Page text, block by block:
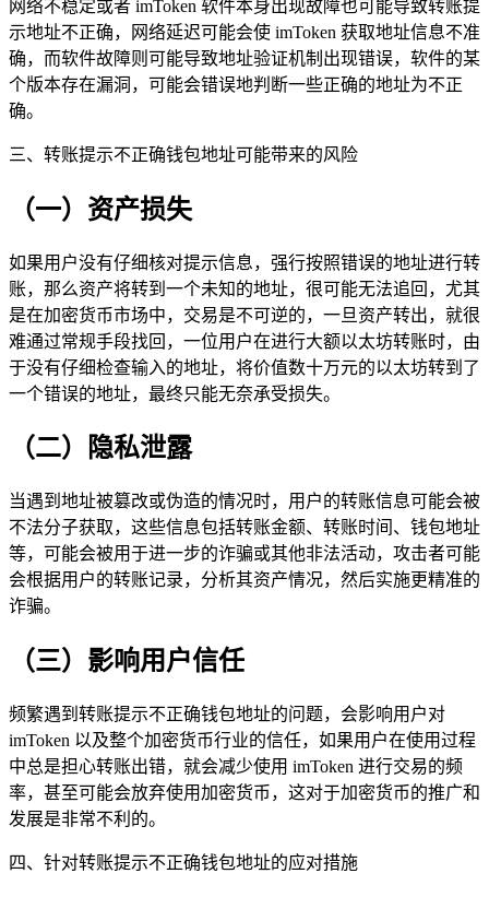
网络不稳定或者 imToken 软件本身出现故障也可能导致转账提
示地址不正确，网络延迟可能会使 imToken 获取地址信息不准
确，而软件故障则可能导致地址验证机制出现错误，软件的某
个版本存在漏洞，可能会错误地判断一些正确的地址为不正
确。
三、转账提示不正确钱包地址可能带来的风险
（一）资产损失
如果用户没有仔细核对提示信息，强行按照错误的地址进行转
账，那么资产将转到一个未知的地址，很可能无法追回，尤其
是在加密货币市场中，交易是不可逆的，一旦资产转出，就很
难通过常规手段找回，一位用户在进行大额以太坊转账时，由
于没有仔细检查输入的地址，将价值数十万元的以太坊转到了
一个错误的地址，最终只能无奈承受损失。
（二）隐私泄露
当遇到地址被篡改或伪造的情况时，用户的转账信息可能会被
不法分子获取，这些信息包括转账金额、转账时间、钱包地址
等，可能会被用于进一步的诈骗或其他非法活动，攻击者可能
会根据用户的转账记录，分析其资产情况，然后实施更精准的
诈骗。
（三）影响用户信任
频繁遇到转账提示不正确钱包地址的问题，会影响用户对
imToken 以及整个加密货币行业的信任，如果用户在使用过程
中总是担心转账出错，就会减少使用 imToken 进行交易的频
率，甚至可能会放弃使用加密货币，这对于加密货币的推广和
发展是非常不利的。
四、针对转账提示不正确钱包地址的应对措施